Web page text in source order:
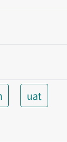
uat